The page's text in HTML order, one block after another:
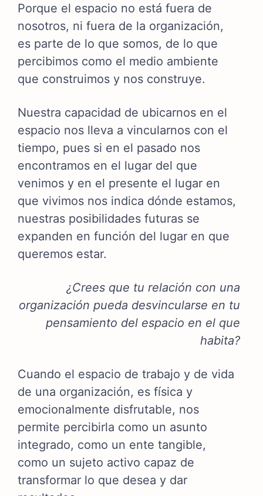
Porque el espacio no está fuera de
nosotros, ni fuera de la organización,
es parte de lo que somos, de lo que
percibimos como el medio ambiente
que construimos y nos construye.
Nuestra capacidad de ubicarnos en el
espacio nos lleva a vincularnos con el
tiempo, pues si en el pasado nos
encontramos en el lugar del que
venimos y en el presente el lugar en
que vivimos nos indica dónde estamos,
nuestras posibilidades futuras se
expanden en función del lugar en que
queremos estar.
¿Crees que tu relación con una
organización pueda desvincularse en tu
pensamiento del espacio en el que
habita?
Cuando el espacio de trabajo y de vida
de una organización, es física y
emocionalmente disfrutable, nos
permite percibirla como un asunto
integrado, como un ente tangible,
como un sujeto activo capaz de
transformar lo que desea y dar